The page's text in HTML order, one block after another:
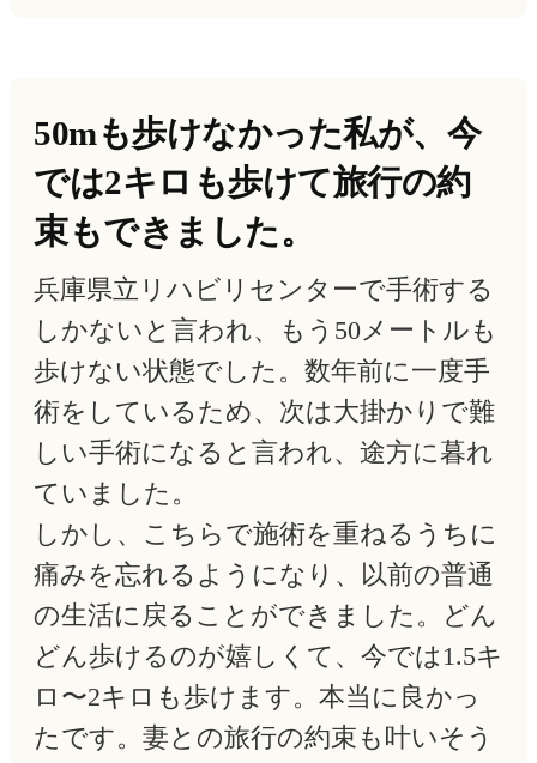
50mも歩けなかった私が、今
では2キロも歩けて旅行の約
束もできました。
兵庫県立リハビリセンターで手術する
しかないと言われ、もう50メートルも
歩けない状態でした。数年前に一度手
術をしているため、次は大掛かりで難
しい手術になると言われ、途方に暮れ
ていました。
しかし、こちらで施術を重ねるうちに
痛みを忘れるようになり、以前の普通
の生活に戻ることができました。どん
どん歩けるのが嬉しくて、今では1.5キ
ロ〜2キロも歩けます。本当に良かっ
たです。妻との旅行の約束も叶いそう